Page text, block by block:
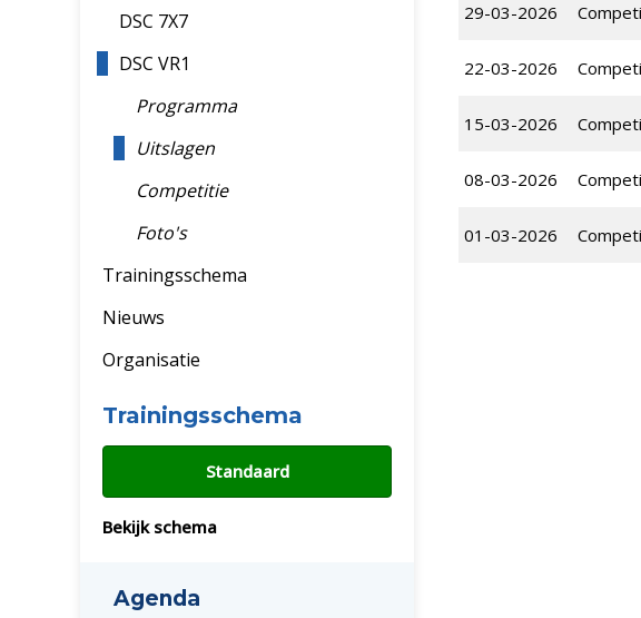
DSC 7X7
DSC VR1
Programma
Uitslagen
Competitie
Foto's
Trainingsschema
Nieuws
Organisatie
Trainingsschema
Standaard
Bekijk schema
Agenda
29-03-2026
22-03-2026
15-03-2026
08-03-2026
01-03-2026